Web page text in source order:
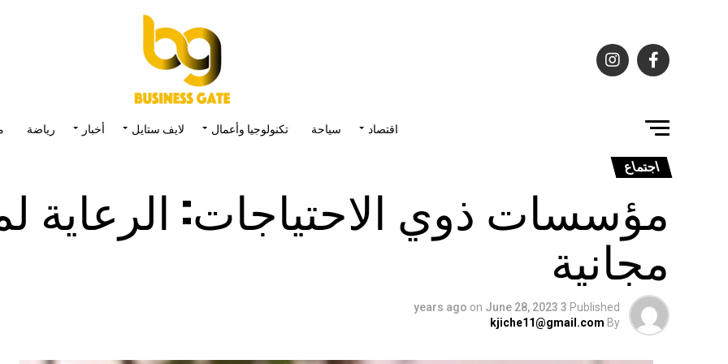
اقتصاد سياحة تكنولوجيا وأعمال لايف ستايل أخبار رياضة
اجتماع
مؤسسات ذوي الاحتياجات: الرعاية
مجانية
Published
3 years ago
on June 28, 2023
By
kjiche11@gmail.com